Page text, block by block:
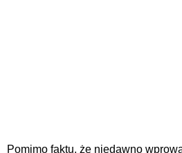
Pomimo faktu, że niedawno